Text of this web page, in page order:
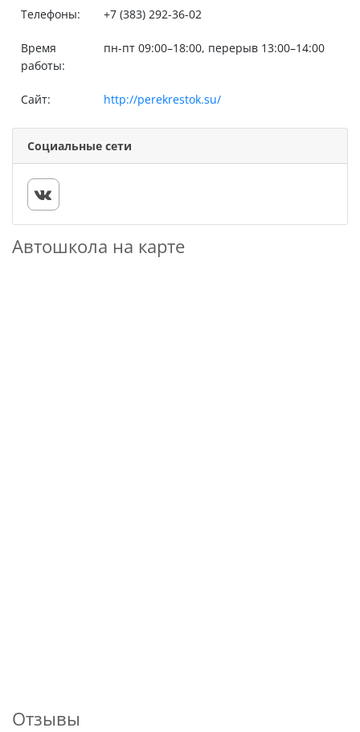
Телефоны: +7 (383) 292-36-02
Время
работы:
пн-пт 09:00–18:00, перерыв 13:00–14:00
Сайт: http://perekrestok.su/
Социальные сети
Автошкола на карте
Отзывы